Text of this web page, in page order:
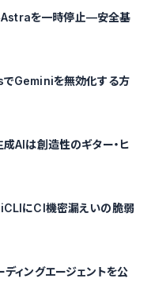
Astraを一時停止—安全基
Geminiを無効化する方
成AIは創造性のギター・ヒ
にCI機密漏えいの脆弱
ィングエージェントを公